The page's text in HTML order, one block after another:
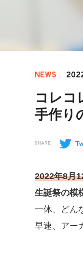
NEWS
コレコ
手作り
SHARE
2022年8月
生誕祭の模
一体、どん
早速、アー